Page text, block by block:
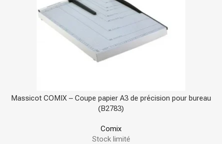
Massicot COMIX – Coupe papier A3 de précision pour bureau
(B2783)
Comix
Stock limité